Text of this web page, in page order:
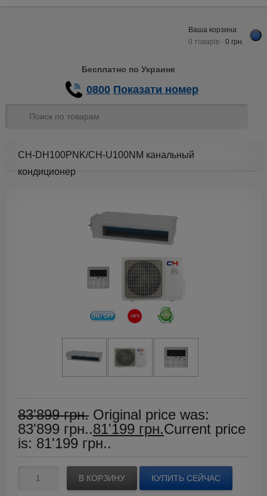
Ваша корзина
0 товарів -0 грн.
Бесплатно по Украине
0800 Показати номер
CH-DH100PNK/CH-U100NM канальный
кондиционер
83'899грн. Original price was:
83'899 грн..81'199 грн.Current price
is: 81'199 грн..
В КОРЗИНУ КУПИТЬ СЕЙЧАС